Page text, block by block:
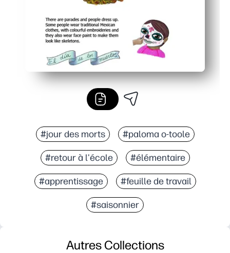
#jour des morts #paloma o-toole
#retour à l'école #élémentaire
#apprentissage #feuille de travail
#saisonnier
Autres Collections